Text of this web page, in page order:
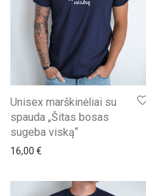
Unisex marškinėliai su
spauda „Šitas bosas
sugeba viską“
16,00 €